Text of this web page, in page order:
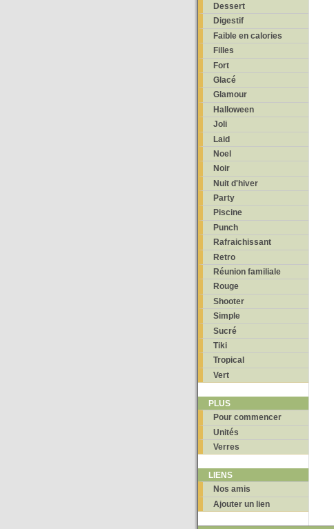
Dessert
Digestif
Faible en calories
Filles
Fort
Glacé
Glamour
Halloween
Joli
Laid
Noel
Noir
Nuit d'hiver
Party
Piscine
Punch
Rafraichissant
Retro
Réunion familiale
Rouge
Shooter
Simple
Sucré
Tiki
Tropical
Vert
PLUS
Pour commencer
Unités
Verres
LIENS
Nos amis
Ajouter un lien